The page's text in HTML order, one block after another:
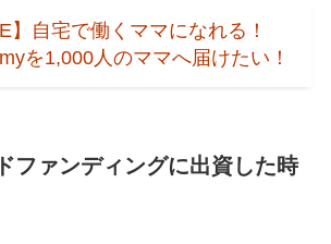
】自宅で働くママになれる！
を1,000人のママへ届けたい！
ファンディングに出資した時